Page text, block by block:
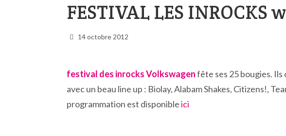
FESTIVAL LES INROCKS
14 octobre 2012
festival des inrocks Volkswagenfête ses 25 bougies.
avec un beau line up : Biolay, Alabam Shakes, Citizens!,
programmation est disponibleici